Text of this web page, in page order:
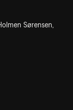
Sørensen,